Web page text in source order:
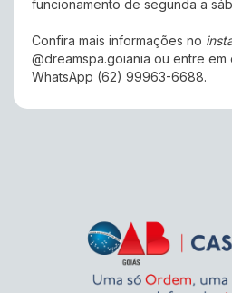
funcionamento de segunda a
Confira mais informações no
@dreamspa.goiania ou entre
WhatsApp (62) 99963-6688.